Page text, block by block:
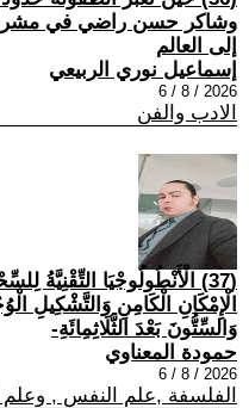
وشاكر حسن راضي في
إلى العالم
إسماعيل نوري الربيعي
2026 / 8 / 6
الادب والفن
(37) الْأَنْطُولُوجْيَا التِّقْنِيَّةُ
الْإِمْكَانِ الْكَامِنِ وَالتَّشْكِيلِ
وَالسِّتُّونَ بَعْدَ الثَّلَاثِمِائَةِ-
حمودة المعناوي
2026 / 8 / 6
الفلسفة ,علم النفس , وعلم